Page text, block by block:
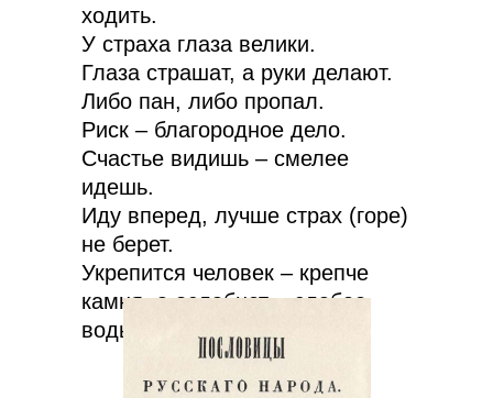
ходить.
У страха глаза велики.
Глаза страшат, а руки делают.
Либо пан, либо пропал.
Риск – благородное дело.
Счастье видишь – смелее
идешь.
Иду вперед, лучше страх (горе)
не берет.
Укрепится человек – крепче
камня, а ослабнет – слабее
воды.